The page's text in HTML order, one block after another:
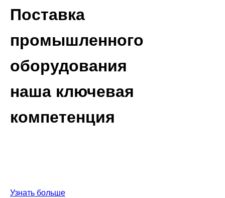
Поставка
промышленного
оборудования
наша ключевая
компетенция
Узнать больше